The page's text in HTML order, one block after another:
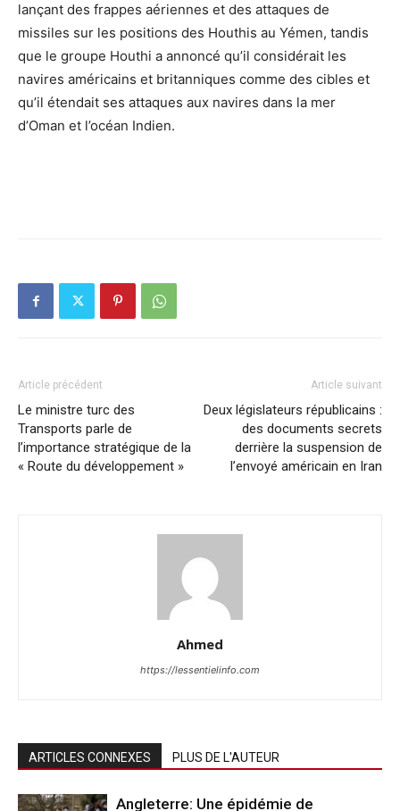
lançant des frappes aériennes et des attaques de
missiles sur les positions des Houthis au Yémen, tandis
que le groupe Houthi a annoncé qu’il considérait les
navires américains et britanniques comme des cibles et
qu’il étendait ses attaques aux navires dans la mer
d’Oman et l’océan Indien.
Article précédent
Le ministre turc des
Transports parle de
l’importance stratégique de la
« Route du développement »
Article suivant
Deux législateurs républicains :
des documents secrets
derrière la suspension de
l’envoyé américain en Iran
Ahmed
https://lessentielinfo.com
ARTICLES CONNEXES PLUS DE L'AUTEUR
Angleterre: Une épidémie de